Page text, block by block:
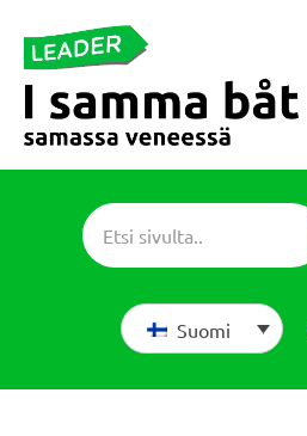
suoraan
sisältöön
Sameboat
Suomi